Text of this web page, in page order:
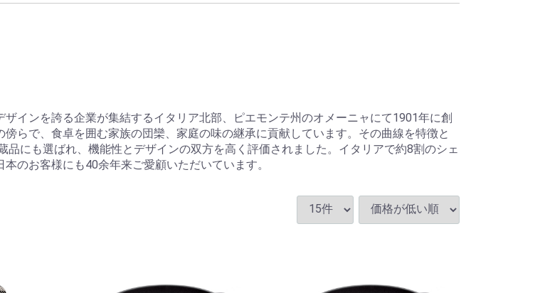
インを誇る企業が集結するイタリア北部、ピエモンテ州のオメーニャにて1901年に創
らで、食卓を囲む家族の団欒、家庭の味の継承に貢献しています。その曲線を特徴と
にも選ばれ、機能性とデザインの双方を高く評価されました。イタリアで約8割のシェ
のお客様にも40余年来ご愛顧いただいています。